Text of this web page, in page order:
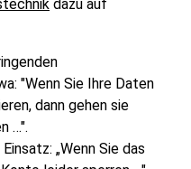
dazu auf
"Wenn Sie Ihre Daten
dann gehen sie
…".
„Wenn Sie das